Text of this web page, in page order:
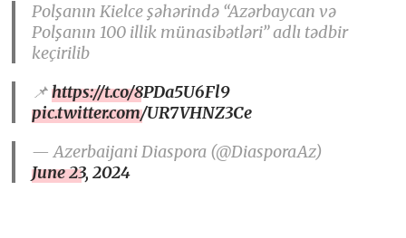
Polşanın Kielce şəhərində “Azərbaycan və
Polşanın 100 illik münasibətləri” adlı tədbir
keçirilib
📌https://t.co/8PDa5U6Fl9
pic.twitter.com/UR7VHNZ3Ce
— Azerbaijani Diaspora (@DiasporaAz)
June 23, 2024